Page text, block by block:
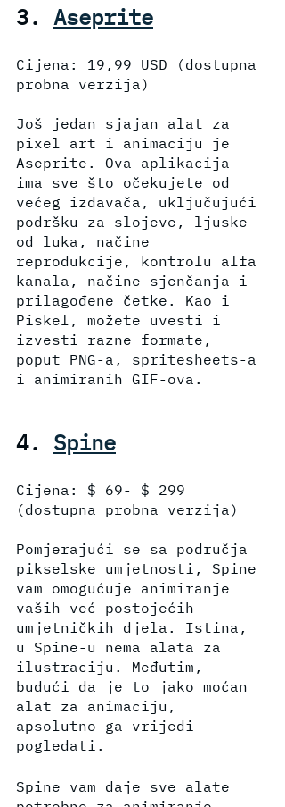
3. Aseprite
Cijena: 19,99 USD (dostupna
probna verzija)
Još jedan sjajan alat za
pixel art i animaciju je
Aseprite. Ova aplikacija
ima sve što očekujete od
većeg izdavača, uključujući
podršku za slojeve, ljuske
od luka, načine
reprodukcije, kontrolu alfa
kanala, načine sjenčanja i
prilagođene četke. Kao i
Piskel, možete uvesti i
izvesti razne formate,
poput PNG-a, spritesheets-a
i animiranih GIF-ova.
4. Spine
Cijena: $ 69- $ 299
(dostupna probna verzija)
Pomjerajući se sa područja
pikselske umjetnosti, Spine
vam omogućuje animiranje
vaših već postojećih
umjetničkih djela. Istina,
u Spine-u nema alata za
ilustraciju. Međutim,
budući da je to jako moćan
alat za animaciju,
apsolutno ga vrijedi
pogledati.
Spine vam daje sve alate